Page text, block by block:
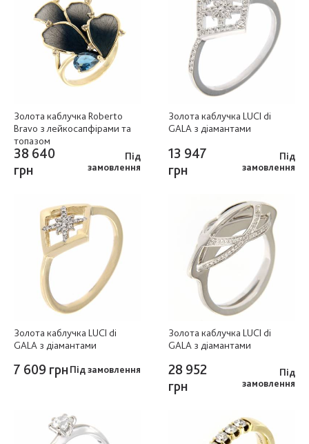
Золота каблучка Roberto
Bravo з лейкосапфірами та
топазом
38 640
грн
Під
замовлення
Золота каблучка LUCI di
GALA з діамантами
13 947
грн
Під
замовлення
Золота каблучка LUCI di
GALA з діамантами
7 609 грнПід замовлення
Золота каблучка LUCI di
GALA з діамантами
28 952
грн
Під
замовлення